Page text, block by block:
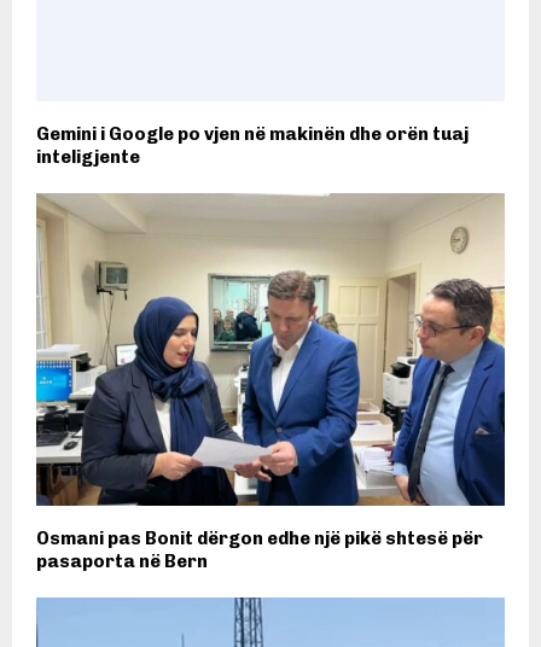
Gemini i Google po vjen në makinën dhe orën tuaj
inteligjente
Osmani pas Bonit dërgon edhe një pikë shtesë për
pasaporta në Bern